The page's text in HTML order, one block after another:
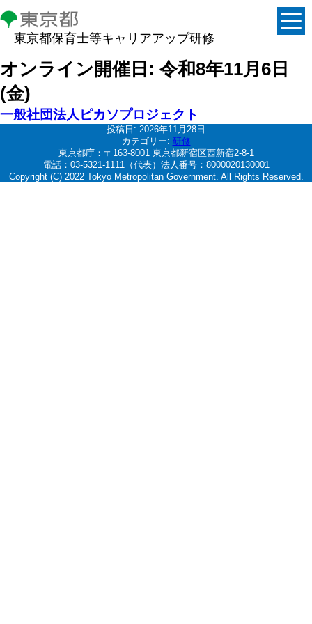
東京都保育士等キャリアアップ研修
オンライン開催日: 令和8年11月6日
(金)
一般社団法人ピカソプロジェクト
投稿日: 2026年11月28日
カテゴリー: 研修
東京都庁：〒163-8001 東京都新宿区西新宿2-8-1
電話：03-5321-1111（代表）法人番号：8000020130001
Copyright (C) 2022 Tokyo Metropolitan Government. All Rights Reserved.